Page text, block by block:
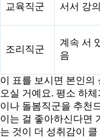
교육직군 서서 강의
조리직군
계속 서
음
이 표를 보시면 본인의
오실 거예요. 평소 하
이나 돌봄직군을 추천
이는 걸 좋아하신다면
는 것이 더 성취감이